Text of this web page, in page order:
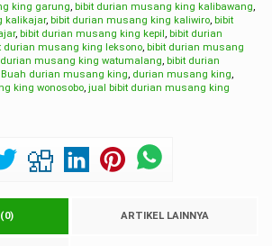
king garung, bibit durian musang king kalibawang,
kalikajar, bibit durian musang king kaliwiro, bibit
, bibit durian musang king kepil , bibit durian
durian musang king leksono, bibit durian musang
durian musang king watumalang, bibit durian
Buah durian musang king, durian musang king,
king wonosobo, jual bibit durian musang king
ARTIKEL LAINNYA